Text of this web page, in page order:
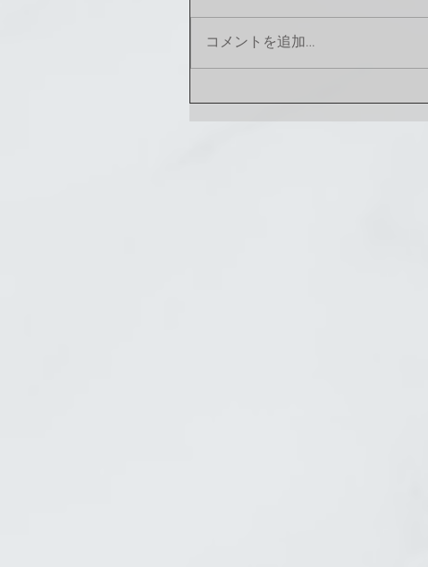
コメントを追加…